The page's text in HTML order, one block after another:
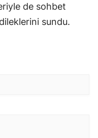
de sohbet
sundu.